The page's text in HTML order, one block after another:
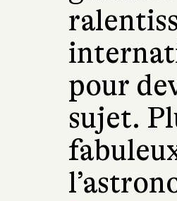
pour
sujet.